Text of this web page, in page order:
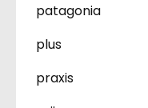
patagonia
plus
praxis